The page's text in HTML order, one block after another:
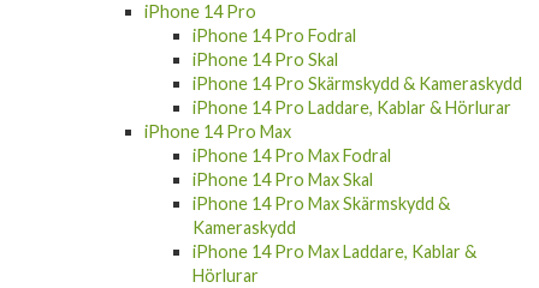
iPhone 14 Pro
iPhone 14 Pro Fodral
iPhone 14 Pro Skal
iPhone 14 Pro Skärmskydd & Kameraskydd
iPhone 14 Pro Laddare, Kablar & Hörlurar
iPhone 14 Pro Max
iPhone 14 Pro Max Fodral
iPhone 14 Pro Max Skal
iPhone 14 Pro Max Skärmskydd &
Kameraskydd
iPhone 14 Pro Max Laddare, Kablar &
Hörlurar